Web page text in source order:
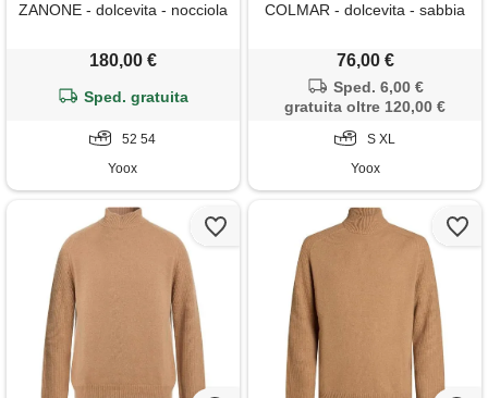
ZANONE - dolcevita - nocciola
180,00 €
Sped. gratuita
52 54
Yoox
COLMAR - dolcevita - sabbia
76,00 €
Sped. 6,00 €
gratuita oltre 120,00 €
S XL
Yoox